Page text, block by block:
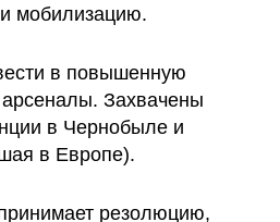
мобилизацию.
в повышенную
Захвачены
в Чернобыле и
в Европе).
резолюцию,